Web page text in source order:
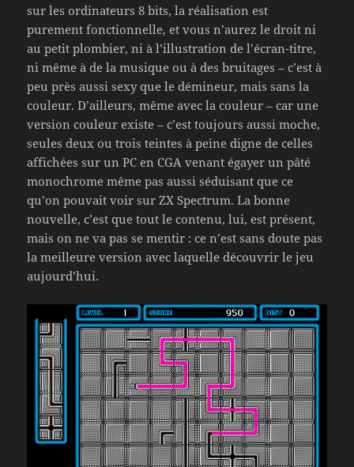
sur les ordinateurs 8 bits, la réalisation est
purement fonctionnelle, et vous n’aurez le droit ni
au petit plombier, ni à l’illustration de l’écran-titre,
ni même à de la musique ou à des bruitages – c’est à
peu près aussi sexy que le démineur, mais sans la
couleur. D’ailleurs, même avec la couleur – car une
version couleur existe – c’est toujours aussi moche,
seules deux ou trois teintes à peine digne de celles
affichées sur un PC en CGA venant égayer un pâté
monochrome même pas aussi séduisant que ce
qu’on pouvait voir sur ZX Spectrum. La bonne
nouvelle, c’est que tout le contenu, lui, est présent,
mais on ne va pas se mentir : ce n’est sans doute pas
la meilleure version avec laquelle découvrir le jeu
aujourd’hui.